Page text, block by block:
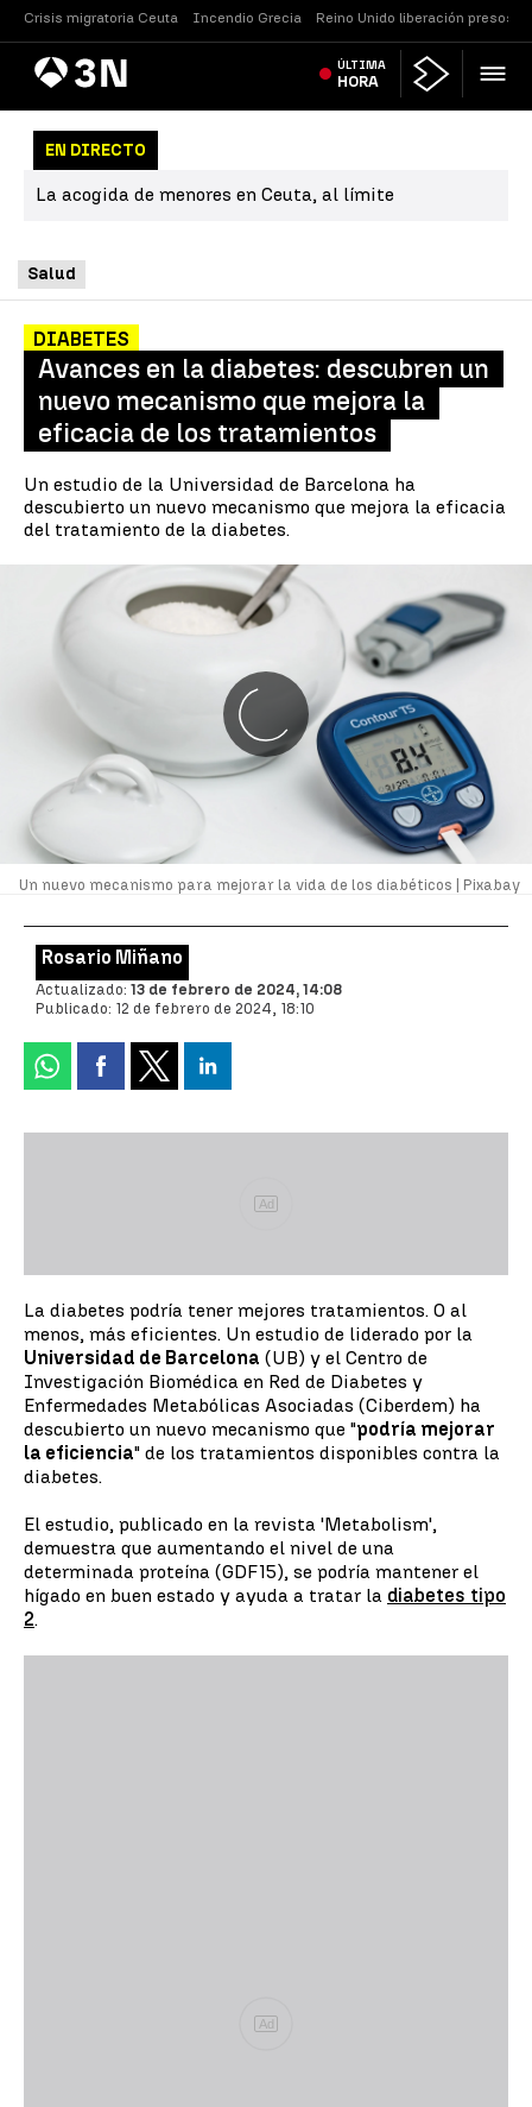
Crisis migratoria Ceuta Incendio Grecia Reino Unido liberación presos
AntenaNoticias ÚLTIMA
HORA
EN DIRECTO
La acogida de menores en Ceuta, al límite
Salud
DIABETES
Avances en la diabetes: descubren un
nuevo mecanismo que mejora la
eficacia de los tratamientos
Un estudio de la Universidad de Barcelona ha
descubierto un nuevo mecanismo que mejora la eficacia
del tratamiento de la diabetes.
Un nuevo mecanismo para mejorar la vida de los diabéticos | Pixabay
Rosario Miñano
Actualizado: 13 de febrero de 2024, 14:08
Publicado: 12 de febrero de 2024, 18:10
Ad
La diabetes podría tener mejores tratamientos. O al
menos, más eficientes. Un estudio de liderado por la
Universidad de Barcelona (UB) y el Centro de
Investigación Biomédica en Red de Diabetes y
Enfermedades Metabólicas Asociadas (Ciberdem) ha
descubierto un nuevo mecanismo que "podría mejorar
la eficiencia" de los tratamientos disponibles contra la
diabetes.
El estudio, publicado en la revista 'Metabolism',
demuestra que aumentando el nivel de una
determinada proteína (GDF15), se podría mantener el
hígado en buen estado y ayuda a tratar la diabetes tipo
2.
Ad